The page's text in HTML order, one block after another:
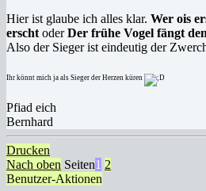
Hier ist glaube ich alles klar. Wer ois
erscht oderDer frühe Vogel fängt
Also der Sieger ist eindeutig der
Ihr könnt mich ja als Sieger der Herzen küren
Pfiad eich
Bernhard
Drucken
Nach oben Seiten1 2
Benutzer-Aktionen